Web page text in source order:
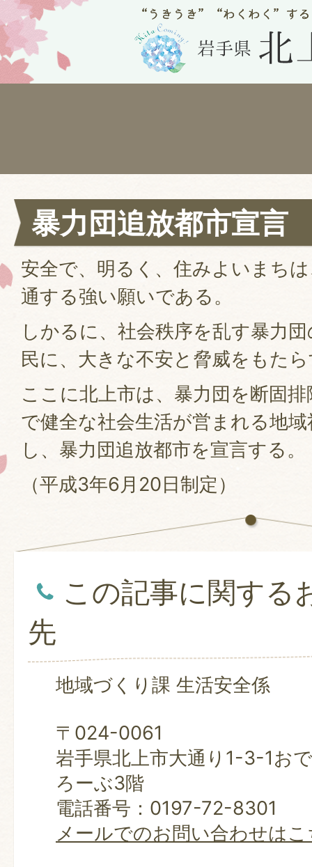
暴力団追放都市宣言
安全で、明るく、住みよいまち
通する強い願いである。
しかるに、社会秩序を乱す暴力
民に、大きな不安と脅威をもた
ここに北上市は、暴力団を断固
で健全な社会生活が営まれる地
し、暴力団追放都市を宣言する。
（平成3年6月20日制定）
この記事に関する
先
地域づくり課 生活安全係
〒024-0061
岩手県北上市大通り1-3-1お
ろーぶ3階
電話番号：0197-72-8301
メールでのお問い合わせは